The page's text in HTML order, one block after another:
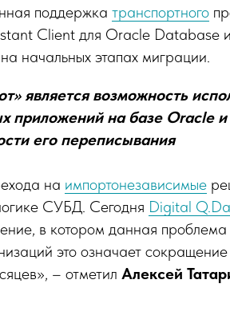
поддержка транспортного
Client для Oracle Database
начальных этапах миграции.
является возможность
приложений на базе Oracle и
его переписывания
на импортонезависимые
СУБД. Сегодня Digital
в котором данная
это означает
– отметил Алексей